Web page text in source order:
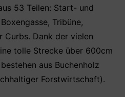
53 Teilen: Start- und
Tribüne,
Curbs. Dank der vielen
tolle Strecke über 600cm
aus Buchenholz
Forstwirtschaft).